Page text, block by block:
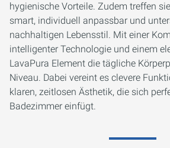
hygienische Vorteile. Zudem treffen
smart, individuell anpassbar und
nachhaltigen Lebensstil. Mit einer
intelligenter Technologie und einem
LavaPura Element die tägliche
Niveau. Dabei vereint es clevere
klaren, zeitlosen Ästhetik, die sich
Badezimmer einfügt.